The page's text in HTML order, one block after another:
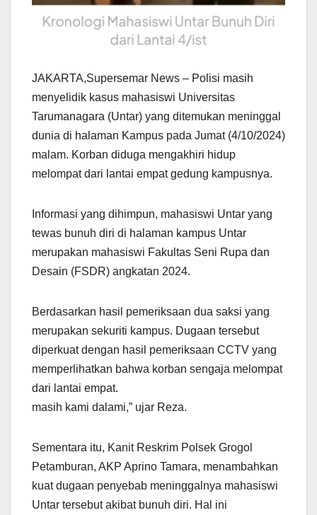
JAKARTA,Supersemar News – Polisi masih
menyelidik kasus mahasiswi Universitas
Tarumanagara (Untar) yang ditemukan meninggal
dunia di halaman Kampus pada Jumat (4/10/2024)
malam. Korban diduga mengakhiri hidup
melompat dari lantai empat gedung kampusnya.
Informasi yang dihimpun, mahasiswi Untar yang
tewas bunuh diri di halaman kampus Untar
merupakan mahasiswi Fakultas Seni Rupa dan
Desain (FSDR) angkatan 2024.
Berdasarkan hasil pemeriksaan dua saksi yang
merupakan sekuriti kampus. Dugaan tersebut
diperkuat dengan hasil pemeriksaan CCTV yang
memperlihatkan bahwa korban sengaja melompat
dari lantai empat.
masih kami dalami,” ujar Reza.
Sementara itu, Kanit Reskrim Polsek Grogol
Petamburan, AKP Aprino Tamara, menambahkan
kuat dugaan penyebab meninggalnya mahasiswi
Untar tersebut akibat bunuh diri. Hal ini